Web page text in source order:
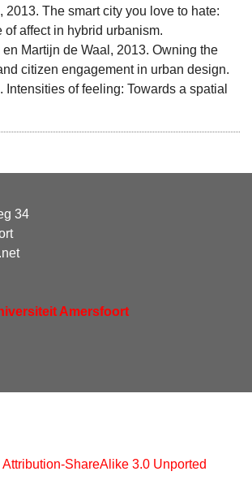
2013. The smart city you love to hate:
of affect in hybrid urbanism.
Martijn de Waal, 2013. Owning the
citizen engagement in urban design.
Intensities of feeling: Towards a spatial
34
Amersfoort
ShareAlike 3.0 Unported